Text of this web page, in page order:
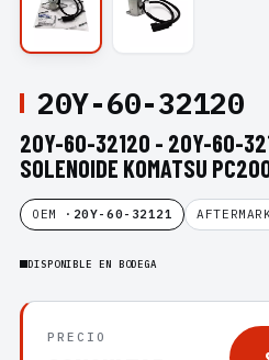
20Y-60-32120
20Y-60-32120 - 20Y-60-
SOLENOIDE KOMATSU
OEM · 20Y-60-32121
DISPONIBLE EN BODEGA
PRECIO